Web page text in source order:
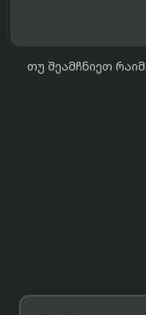
თუ შეამჩნიეთ